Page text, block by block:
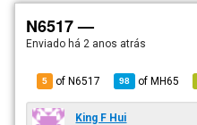
N6517 —
Enviado há 2 anos atrás
5 of N6517 98 ofMH65
King F Hui